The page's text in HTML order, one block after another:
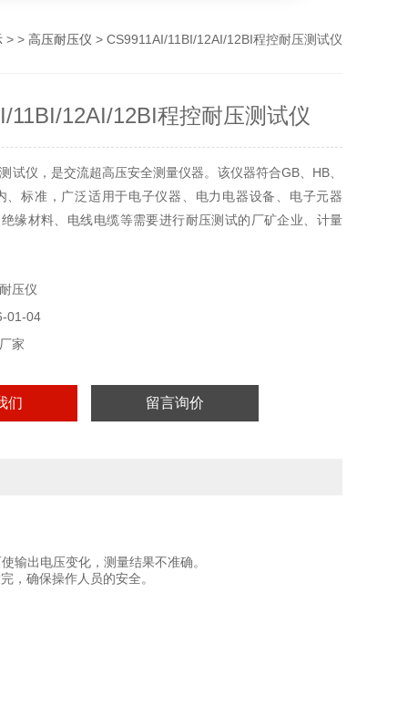
> > 高压耐压仪 > CS9911AI/11BI/12AI/12BI程控耐压测试仪
11BI/12AI/12BI程控耐压测试仪
试仪，是交流超高压安全测量仪器。该仪器符合GB、HB、
、标准，广泛适用于电子仪器、电力电器设备、电子元器
缘材料、电线电缆等需要进行耐压测试的厂矿企业、计量
压仪
01-04
家
们 留言询价
输出电压变化，测量结果不准确。
，确保操作人员的安全。